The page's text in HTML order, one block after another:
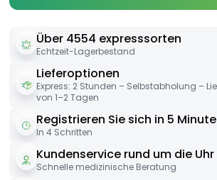
Über 4554 expresssorten
Echtzeit-Lagerbestand
Lieferoptionen
Express: 2 Stunden – Selbstabholung –
von 1–2 Tagen
Registrieren Sie sich in 5
In 4 Schritten
Kundenservice rund um die Uhr
Schnelle medizinische Beratung